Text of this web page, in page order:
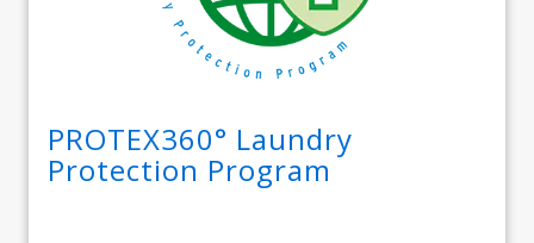
PROTEX360° Laundry
Protection Program